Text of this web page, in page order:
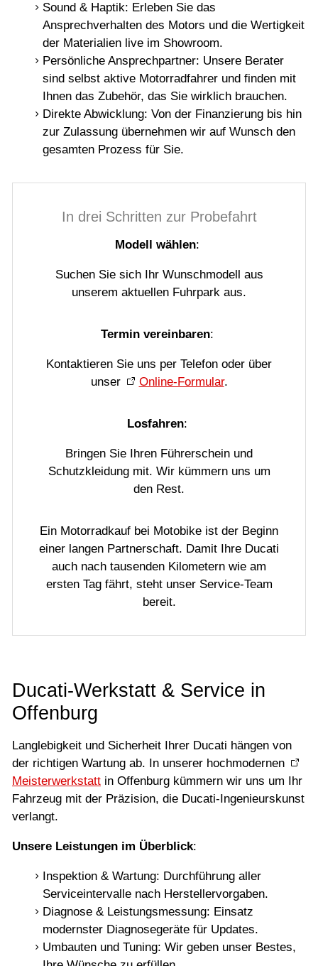
Sound & Haptik: Erleben Sie das
Ansprechverhalten des Motors und die Wertigkeit
der Materialien live im Showroom.
Persönliche Ansprechpartner: Unsere Berater
sind selbst aktive Motorradfahrer und finden mit
Ihnen das Zubehör, das Sie wirklich brauchen.
Direkte Abwicklung: Von der Finanzierung bis hin
zur Zulassung übernehmen wir auf Wunsch den
gesamten Prozess für Sie.
In drei Schritten zur Probefahrt
Modell wählen:
Suchen Sie sich Ihr Wunschmodell aus
unserem aktuellen Fuhrpark aus.
Termin vereinbaren:
Kontaktieren Sie uns per Telefon oder über
unser
Online-Formular.
Losfahren:
Bringen Sie Ihren Führerschein und
Schutzkleidung mit. Wir kümmern uns um
den Rest.
Ein Motorradkauf bei Motobike ist der Beginn
einer langen Partnerschaft. Damit Ihre Ducati
auch nach tausenden Kilometern wie am
ersten Tag fährt, steht unser Service-Team
bereit.
Ducati-Werkstatt & Service in
Offenburg
Langlebigkeit und Sicherheit Ihrer Ducati hängen von
der richtigen Wartung ab. In unserer hochmodernen
Meisterwerkstatt in Offenburg kümmern wir uns um Ihr
Fahrzeug mit der Präzision, die Ducati-Ingenieurskunst
verlangt.
Unsere Leistungen im Überblick:
Inspektion & Wartung: Durchführung aller
Serviceintervalle nach Herstellervorgaben.
Diagnose & Leistungsmessung: Einsatz
modernster Diagnosegeräte für Updates.
Umbauten und Tuning: Wir geben unser Bestes,